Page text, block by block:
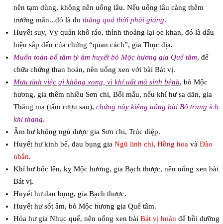
nên tạm dùng, không nên uống lâu. Nếu uống lâu càng thêm
trướng mãn...đó là do thăng quá thời phải giáng.
Huyết suy, Vỵ quản khô ráo, thỉnh thoảng lại ọe khan, đó là dấu
hiệu sắp đến của chứng “quan cách”, gia Thục địa.
Muốn toàn bổ tâm tỳ âm huyết bỏ Mộc hương gia Quế tâm, để
chữa chứng than hoán, nên uống xen với bài Bát vị.
Mưu tính việc gì không xong, vì khí uất mà sinh bệnh, bỏ Mộc
hương, gia thêm nhiều Sơn chi, Bối mẫu, nếu khí hư sa dãn, gia
Thăng ma (tẩm rượu sao), chứng này kiêng uống bài Bổ trung ích
khí thang.
Âm hư không ngủ được gia Sơn chi, Trúc diệp.
Huyết hư kinh bế, đau bụng gia Ngũ linh chi, Hồng hoa và Đào
nhân.
Khí hư bốc lên, kỵ Mộc hương, gia Bạch thược, nên uống xen bài
Bát vị.
Huyết hư đau bụng, gia Bạch thược.
Huyết hư sốt âm, bỏ Mộc hương gia Quế tâm.
Hỏa hư gia Nhục quế, nên uống xen bài Bát vị hoàn để bồi dưỡng